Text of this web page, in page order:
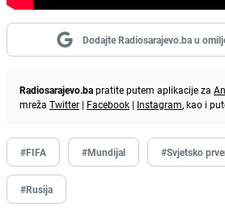
Dodajte Radiosarajevo.ba u
Radiosarajevo.bapratite putem aplikacije za
mreža Twitter | Facebook | Instagram, kao i
#FIFA #Mundijal #Svjetsko
#Rusija